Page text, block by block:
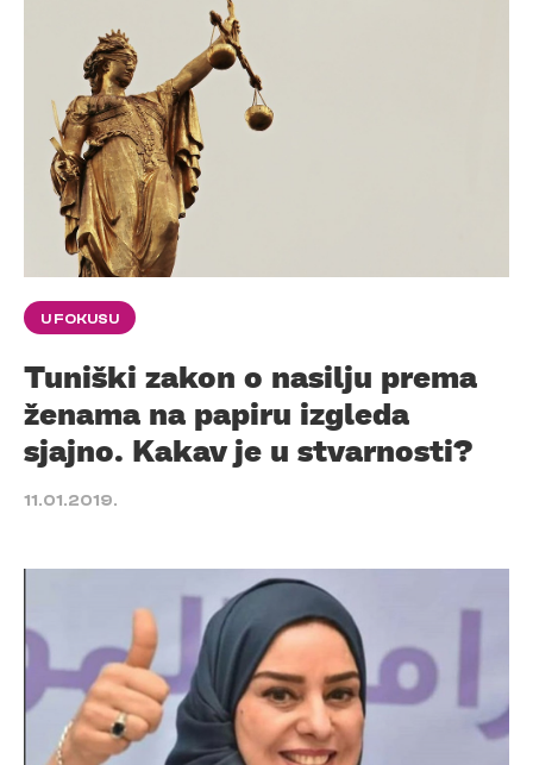
U FOKUSU
Tuniški zakon o nasilju prema
ženama na papiru izgleda
sjajno. Kakav je u stvarnosti?
11.01.2019.